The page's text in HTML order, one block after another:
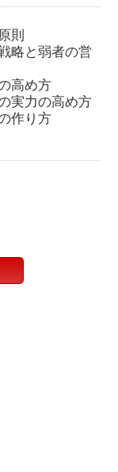
則
略と弱者の営
高め方
実力の高め方
作り方